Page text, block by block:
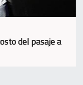
del pasaje a